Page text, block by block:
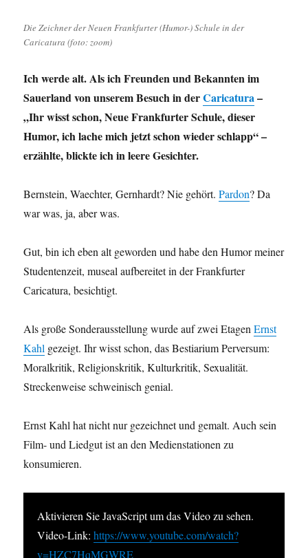
Die Zeichner der Neuen Frankfurter (Humor-) Schule in der
Caricatura (foto: zoom)
Ich werde alt. Als ich Freunden und Bekannten im
Sauerland von unserem Besuch in derCaricatura–
„Ihr wisst schon, Neue Frankfurter Schule, dieser
Humor, ich lache mich jetzt schon wieder schlapp“ –
erzählte, blickte ich in leere Gesichter.
Bernstein, Waechter, Gernhardt? Nie gehört.Pardon? Da
war was, ja, aber was.
Gut, bin ich eben alt geworden und habe den Humor meiner
Studentenzeit, museal aufbereitet in der Frankfurter
Caricatura, besichtigt.
Als große Sonderausstellung wurde auf zwei EtagenErnst
Kahl gezeigt. Ihr wisst schon, das Bestiarium Perversum:
Moralkritik, Religionskritik, Kulturkritik, Sexualität.
Streckenweise schweinisch genial.
Ernst Kahl hat nicht nur gezeichnet und gemalt. Auch sein
Film- und Liedgut ist an den Medienstationen zu
konsumieren.
Aktivieren Sie JavaScript um das Video zu sehen.
Video-Link:https://www.youtube.com/watch?
v=HZC7HqMGWRE